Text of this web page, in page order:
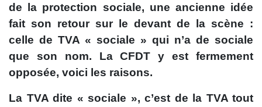
de la protection sociale, une ancienne idée
fait son retour sur le devant de la scène :
celle de TVA « sociale » qui n’a de sociale
que son nom. La CFDT y est fermement
opposée, voici les raisons.
La TVA dite « sociale », c’est de la TVA tout